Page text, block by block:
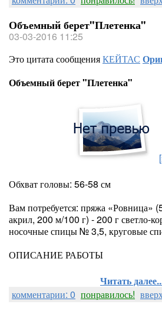
Объемный берет"Плетенка"
03-03-2016 11:25
Это цитата сообщенияКЕЙТАС
Объемный берет "Плетенка"
Обхват головы: 56-58 см
Вам потребуется: пряжа «Ровница»
акрил, 200 м/100 г) - 200 г светло-
носочные спицы № 3,5, круговые
ОПИСАНИЕ РАБОТЫ
Читать
комментарии: 0 понравилось!